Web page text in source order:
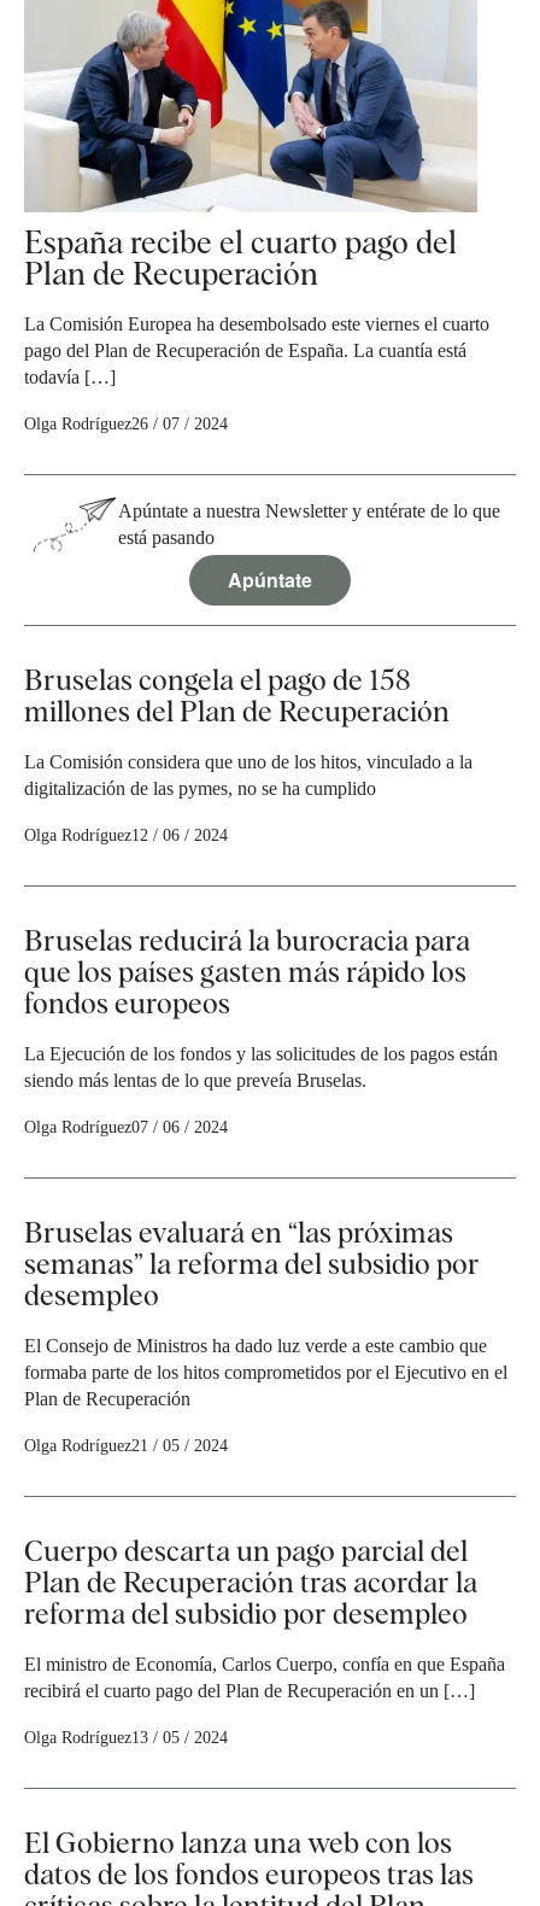
España recibe el cuarto pago del
Plan de Recuperación
La Comisión Europea ha desembolsado este viernes el cuarto
pago del Plan de Recuperación de España. La cuantía está
todavía […]
Olga Rodríguez26 / 07 / 2024
Apúntate a nuestra Newsletter y entérate de lo que
está pasando
Apúntate
Bruselas congela el pago de 158
millones del Plan de Recuperación
La Comisión considera que uno de los hitos, vinculado a la
digitalización de las pymes, no se ha cumplido
Olga Rodríguez12 / 06 / 2024
Bruselas reducirá la burocracia para
que los países gasten más rápido los
fondos europeos
La Ejecución de los fondos y las solicitudes de los pagos están
siendo más lentas de lo que preveía Bruselas.
Olga Rodríguez07 / 06 / 2024
Bruselas evaluará en “las próximas
semanas” la reforma del subsidio por
desempleo
El Consejo de Ministros ha dado luz verde a este cambio que
formaba parte de los hitos comprometidos por el Ejecutivo en el
Plan de Recuperación
Olga Rodríguez21 / 05 / 2024
Cuerpo descarta un pago parcial del
Plan de Recuperación tras acordar la
reforma del subsidio por desempleo
El ministro de Economía, Carlos Cuerpo, confía en que España
recibirá el cuarto pago del Plan de Recuperación en un […]
Olga Rodríguez13 / 05 / 2024
El Gobierno lanza una web con los
datos de los fondos europeos tras las